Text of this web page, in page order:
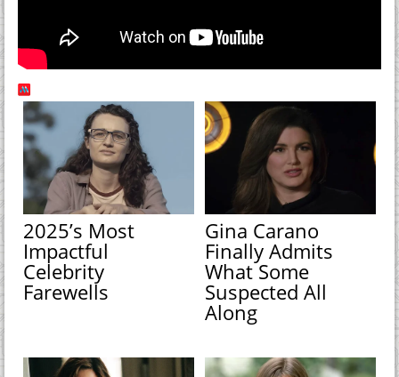
2025’s Most
Impactful
Celebrity
Farewells
Gina Carano
Finally Admits
What Some
Suspected All
Along